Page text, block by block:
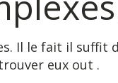
Il le fait il suffit
eux out .